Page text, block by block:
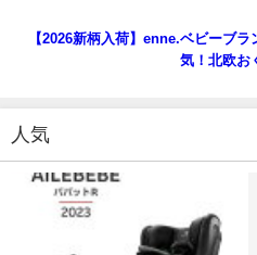
【2026新柄入荷】enne.ベビーブラ
気！北欧お
人気